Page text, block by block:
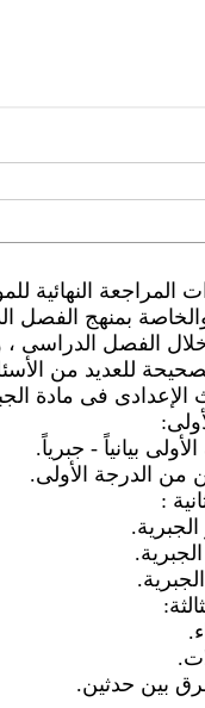
بمنهج الفصل
الفصل
للعديد من
فى مادة
بيانياً - جبرياً.
من الدرجة الأولى.
:
بين حدثين.